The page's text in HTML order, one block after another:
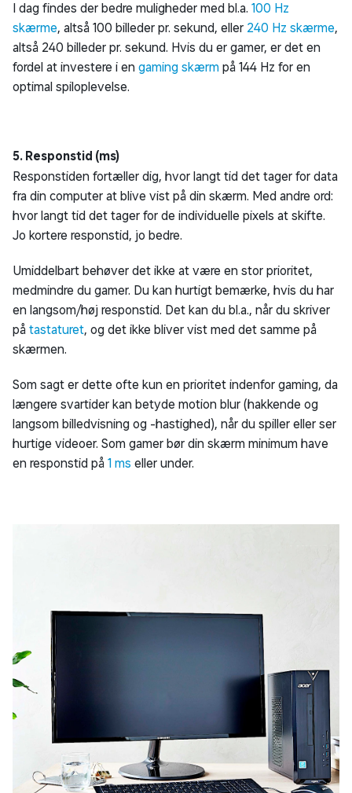
I dag findes der bedre muligheder med bl.a. 100 Hz
skærme, altså 100 billeder pr. sekund, eller 240 Hz skærme,
altså 240 billeder pr. sekund. Hvis du er gamer, er det en
fordel at investere i en gaming skærm på 144 Hz for en
optimal spiloplevelse.
5. Responstid (ms)
Responstiden fortæller dig, hvor langt tid det tager for data
fra din computer at blive vist på din skærm. Med andre ord:
hvor langt tid det tager for de individuelle pixels at skifte.
Jo kortere responstid, jo bedre.
Umiddelbart behøver det ikke at være en stor prioritet,
medmindre du gamer. Du kan hurtigt bemærke, hvis du har
en langsom/høj responstid. Det kan du bl.a., når du skriver
på tastaturet, og det ikke bliver vist med det samme på
skærmen.
Som sagt er dette ofte kun en prioritet indenfor gaming, da
længere svartider kan betyde motion blur (hakkende og
langsom billedvisning og -hastighed), når du spiller eller ser
hurtige videoer. Som gamer bør din skærm minimum have
en responstid på 1 ms eller under.